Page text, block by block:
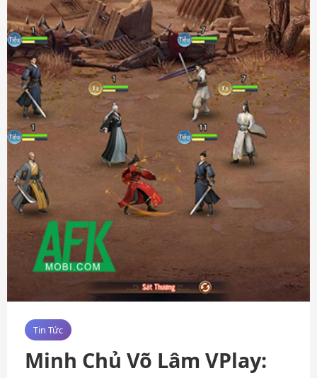
Tin Tức
Minh Chủ Võ Lâm VPlay: